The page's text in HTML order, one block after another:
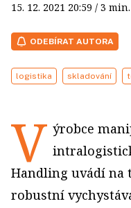
15. 12. 2021 20:59 / 3
ODEBÍRAT AUTORA
logistika skladování
V ýrobce
Handling uvádí na
robustní